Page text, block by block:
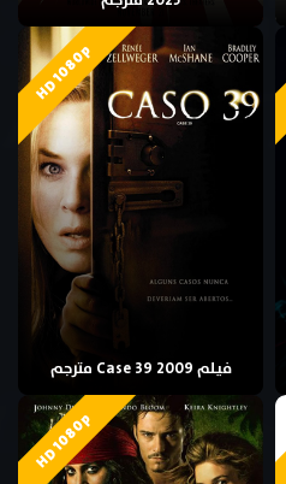
HD 1080p
فيلم Case 39 2009 مترجم
HD 1080p